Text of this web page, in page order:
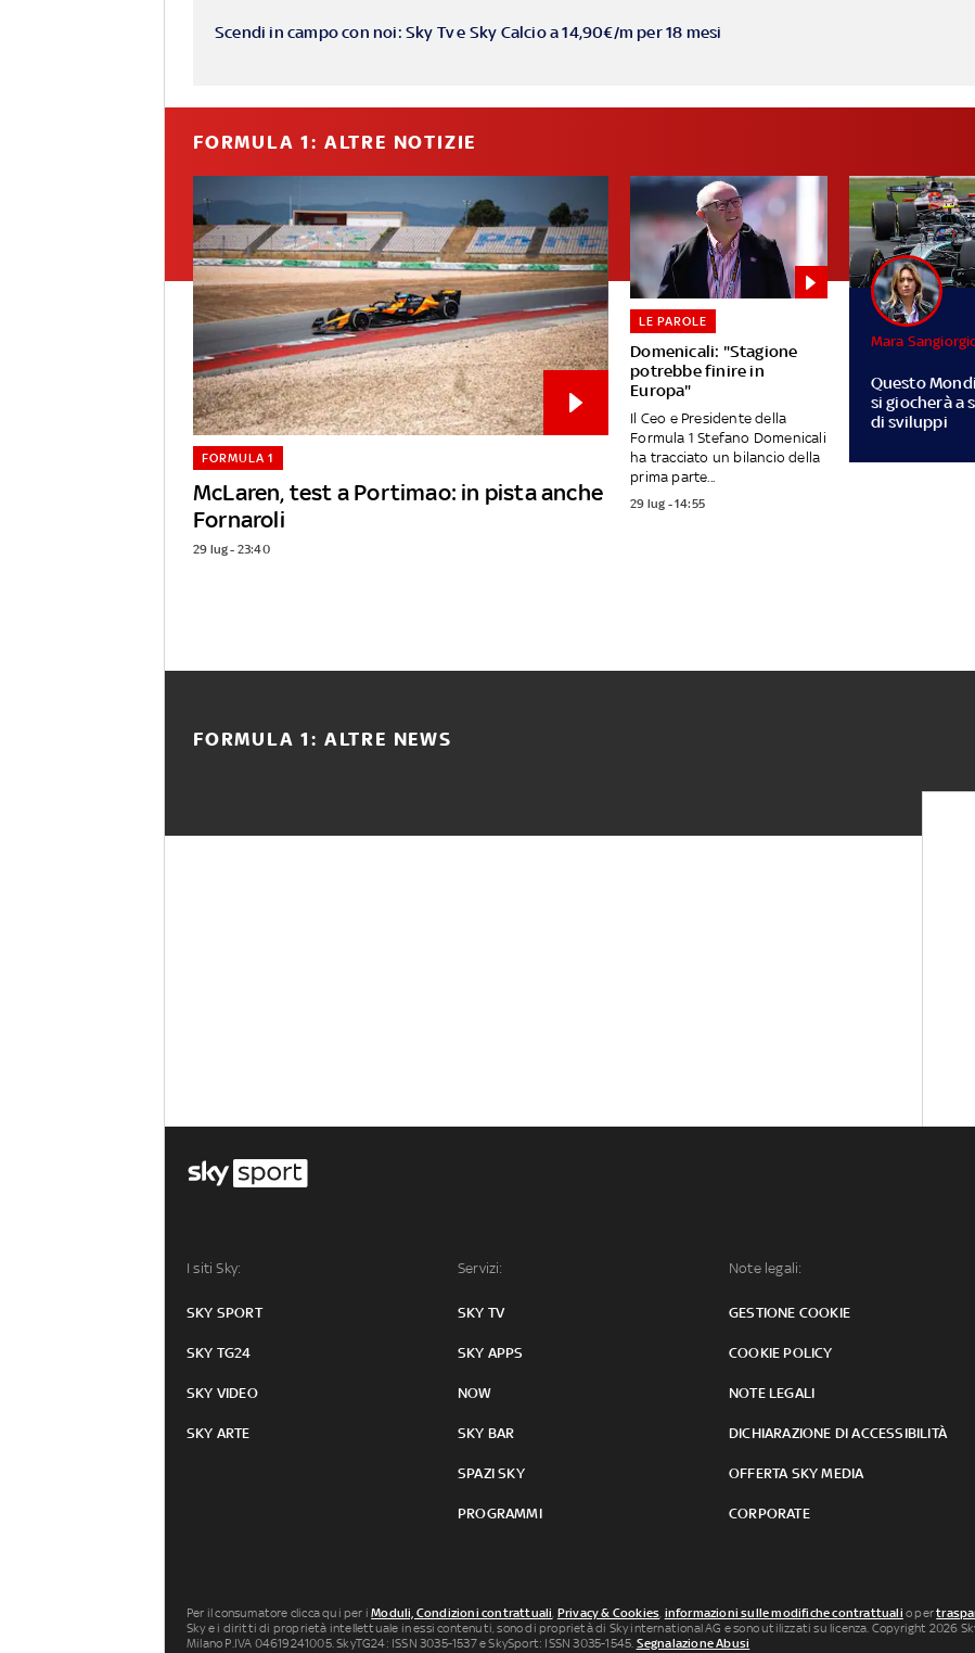
Scendi in campo con noi: Sky Tv e Sky Calcio a 14,90€/m per 18 mesi
FORMULA 1: ALTRE NOTIZIE
McLaren, test a Portimao: in pista anche
Fornaroli
FORMULA 1
29 lug - 23:40
Domenicali: "Stagione
potrebbe finire in
Europa"
LE PAROLE
Il Ceo e Presidente della
Formula 1 Stefano Domenicali
ha tracciato un bilancio della
prima parte...
29 lug - 14:55
Questo
si giocherà a
di sviluppi
Mara
FORMULA 1: ALTRE NEWS
I siti Sky:
SKY SPORT
SKY TG24
SKY VIDEO
SKY ARTE
Servizi:
SKY TV
SKY APPS
NOW
SKY BAR
SPAZI SKY
PROGRAMMI
Note legali:
GESTIONE COOKIE
COOKIE POLICY
NOTE LEGALI
DICHIARAZIONE DI ACCESSIBILITÀ
OFFERTA SKY MEDIA
CORPORATE
Per il consumatore clicca qui per iModuli, Condizioni contrattuali, Privacy & Cookies, informazioni sulle modifiche contrattuali o per
Sky e i diritti di proprietà intellettuale in essi contenuti, sono di proprietà di Sky international AG e sono utilizzati su licenza. Copyright 2026
Milano P.IVA 04619241005. SkyTG24: ISSN 3035-1537 e SkySport: ISSN 3035-1545. Segnalazione Abusi